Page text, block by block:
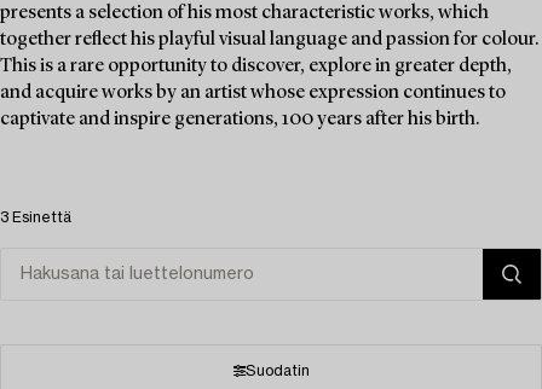
presents a selection of his most characteristic works, which
together reflect his playful visual language and passion for colour.
This is a rare opportunity to discover, explore in greater depth,
and acquire works by an artist whose expression continues to
captivate and inspire generations, 100 years after his birth.
3 Esinettä
Suodatin